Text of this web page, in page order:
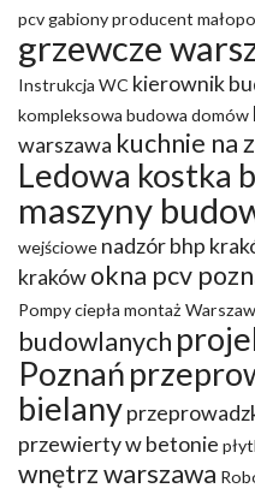
pcvgabiony producent
grzewcze
Instrukcja WC kierownik
kompleksowa budowa domów
warszawa kuchnie na
Ledowa kostka
maszyny
wejściowe nadzór bhp
krakówokna pcv
Pompy ciepła montaż
budowlanych
Poznań
bielany
przewierty w betonie
wnętrz warszawa